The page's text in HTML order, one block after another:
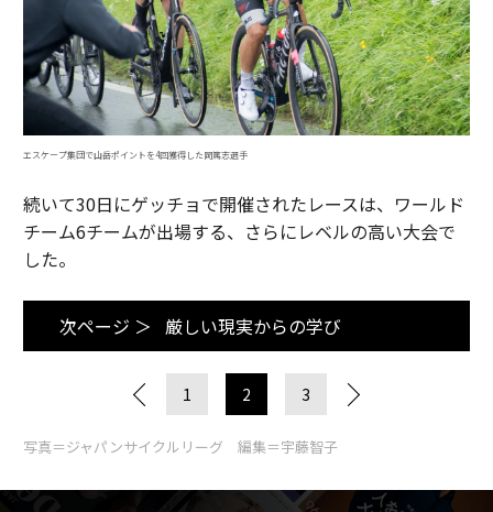
エスケープ集団で山岳ポイントを4回獲得した岡篤志選手
続いて30日にゲッチョで開催されたレースは、ワールド
チーム6チームが出場する、さらにレベルの高い大会で
した。
次ページ ＞ 厳しい現実からの学び
1 2 3
写真＝ジャパンサイクルリーグ 編集＝宇藤智子